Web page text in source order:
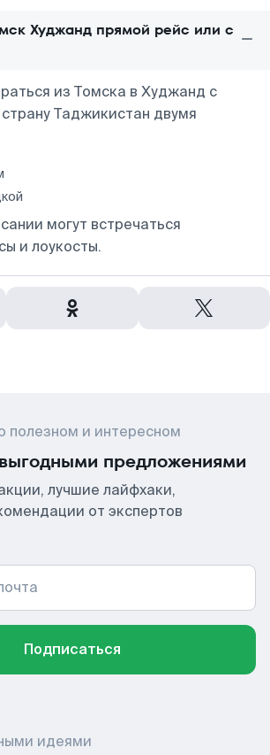
Худжанд прямой рейс или с
из Томска в Худжанд с
Таджикистан двумя
могут встречаться
и лоукосты.
полезном и интересном
предложениями
лучшие лайфхаки,
от экспертов
Подписаться
идеями